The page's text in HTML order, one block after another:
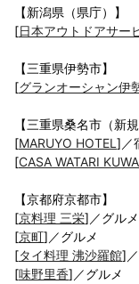
【新潟県（県庁）】
[日本アウトドアサー
【三重県伊勢市】
[グランオーシャン伊
【三重県桑名市（新
[MARUYO HOTEL ]／
[CASA WATARI
【京都府京都市】
[京料理 三栄]／グルメ
[京町]／グルメ
[タイ料理 沸沙羅館]
[味野里香]／グルメ